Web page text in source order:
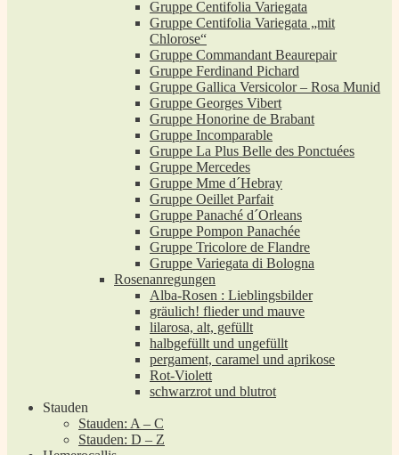
Gruppe Centifolia Variegata
Gruppe Centifolia Variegata „mit
Chlorose“
Gruppe Commandant Beaurepair
Gruppe Ferdinand Pichard
Gruppe Gallica Versicolor – Rosa Munid
Gruppe Georges Vibert
Gruppe Honorine de Brabant
Gruppe Incomparable
Gruppe La Plus Belle des Ponctuées
Gruppe Mercedes
Gruppe Mme d´Hebray
Gruppe Oeillet Parfait
Gruppe Panaché d´Orleans
Gruppe Pompon Panachée
Gruppe Tricolore de Flandre
Gruppe Variegata di Bologna
Rosenanregungen
Alba-Rosen : Lieblingsbilder
gräulich! flieder und mauve
lilarosa, alt, gefüllt
halbgefüllt und ungefüllt
pergament, caramel und aprikose
Rot-Violett
schwarzrot und blutrot
Stauden
Stauden: A – C
Stauden: D – Z